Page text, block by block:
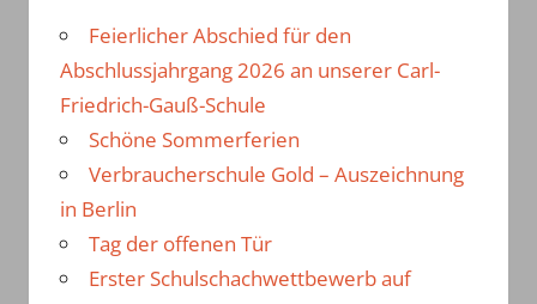
Feierlicher Abschied für den
Abschlussjahrgang 2026 an unserer Carl-
Friedrich-Gauß-Schule
Schöne Sommerferien
Verbraucherschule Gold – Auszeichnung
in Berlin
Tag der offenen Tür
Erster Schulschachwettbewerb auf